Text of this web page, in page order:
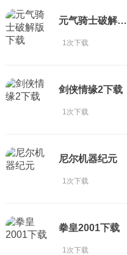
元气骑士破解版 下载
1次下载
剑侠情缘2下载
1次下载
尼尔机器纪元
1次下载
拳皇2001下载
1次下载